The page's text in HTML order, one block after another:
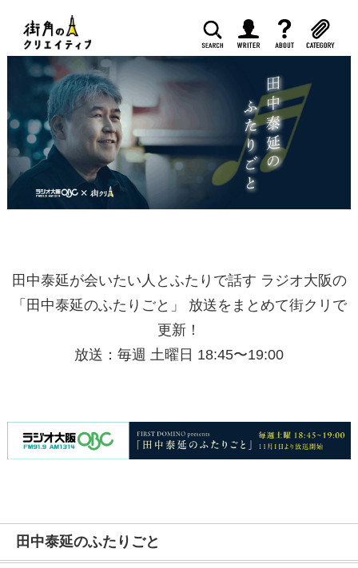
田中泰延が会いたい人とふたりで話す ラジオ大阪の
「田中泰延のふたりごと」
放送をまとめて街クリで
更新！
放送：毎週 土曜日 18:45〜19:00
田中泰延のふたりごと